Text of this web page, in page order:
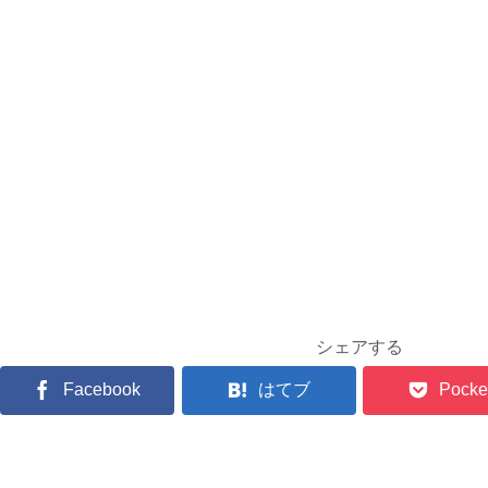
シェアする
Facebook はてブ